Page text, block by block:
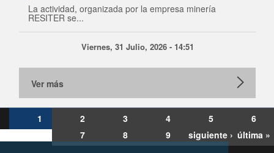
La actividad, organizada por la empresa minería
RESITER se...
Viernes, 31 Julio, 2026 - 14:51
Ver más
1 2 3 4 5
6
7
8 9 siguiente › última »